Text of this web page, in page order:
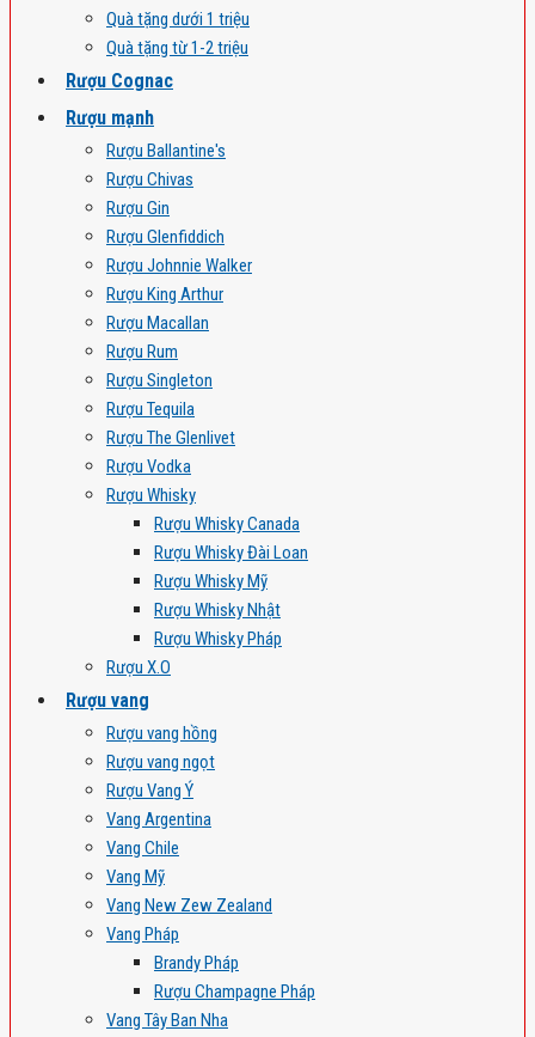
Quà tặng dưới 1 triệu
Quà tặng từ 1-2 triệu
Rượu Cognac
Rượu mạnh
Rượu Ballantine's
Rượu Chivas
Rượu Gin
Rượu Glenfiddich
Rượu Johnnie Walker
Rượu King Arthur
Rượu Macallan
Rượu Rum
Rượu Singleton
Rượu Tequila
Rượu The Glenlivet
Rượu Vodka
Rượu Whisky
Rượu Whisky Canada
Rượu Whisky Đài Loan
Rượu Whisky Mỹ
Rượu Whisky Nhật
Rượu Whisky Pháp
Rượu X.O
Rượu vang
Rượu vang hồng
Rượu vang ngọt
Rượu Vang Ý
Vang Argentina
Vang Chile
Vang Mỹ
Vang New Zew Zealand
Vang Pháp
Brandy Pháp
Rượu Champagne Pháp
Vang Tây Ban Nha